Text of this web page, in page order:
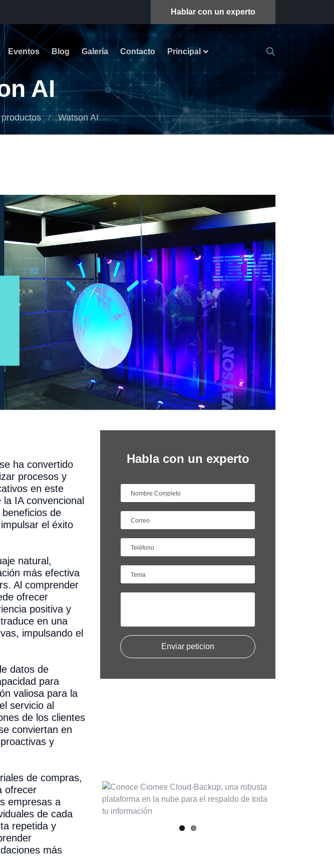
Hablar con un experto
Eventos Blog Galería Contacto Principal
AI
Watson AI
ha convertido
procesos y
en este
IA convencional
de
el éxito
natural,
más efectiva
Al comprender
ofrecer
positiva y
en una
impulsando el
datos de
para
valiosa para la
servicio al
de los clientes
conviertan en
y
de compras,
ofrecer
empresas a
de cada
repetida y
más
Habla con un experto